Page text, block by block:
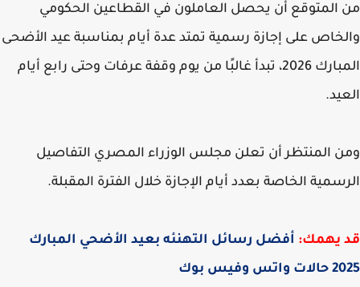
المتوقع أن يحصل العاملون في القطاعين الحكومي
على إجازة رسمية تمتد عدة أيام بمناسبة عيد الأضحى
المبارك 2026، تبدأ غالبًا من يوم وقفة عرفات وحتى رابع أيام
المنتظر أن تعلن مجلس الوزراء المصري التفاصيل
الخاصة بعدد أيام الإجازة خلال الفترة المقبلة.
يهمك: أفضل رسائل التهنئه بعيد الأضحي المبارك
وفيس بوك